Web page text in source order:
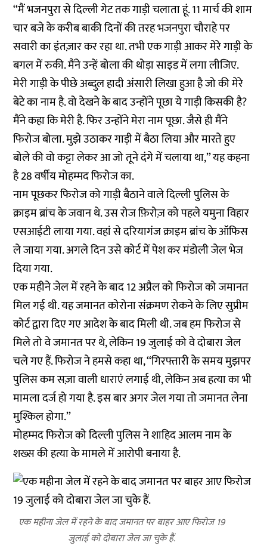
‘‘मैं भजनपुरा से दिल्ली गेट तक गाड़ी चलाता हूं. 11 मार्च की शाम
चार बजे के करीब बाकी दिनों की तरह भजनपुरा चौराहे पर
सवारी का इंतज़ार कर रहा था. तभी एक गाड़ी आकर मेरे गाड़ी के
बगल में रुकी. मैंने उन्हें बोला की थोड़ा साइड में लगा लीजिए.
मेरी गाड़ी के पीछे अब्दुल हादी अंसारी लिखा हुआ है जो की मेरे
बेटे का नाम है. वो देखने के बाद उन्होंने पूछा ये गाड़ी किसकी है?
मैंने कहा कि मेरी है. फिर उन्होंने मेरा नाम पूछा. जैसे ही मैंने
फिरोज बोला. मुझे उठाकर गाड़ी में बैठा लिया और मारते हुए
बोले की वो कट्टा लेकर आ जो तूने दंगे में चलाया था,’’ यह कहना
है 28 वर्षीय मोहम्मद फिरोज का.
नाम पूछकर फिरोज को गाड़ी बैठाने वाले दिल्ली पुलिस के
क्राइम ब्रांच के जवान थे. उस रोज फ़िरोज़ को पहले यमुना विहार
एसआईटी लाया गया. वहां से दरियागंज क्राइम ब्रांच के ऑफिस
ले जाया गया. अगले दिन उसे कोर्ट में पेश कर मंडोली जेल भेज
दिया गया.
एक महीने जेल में रहने के बाद 12 अप्रैल को फिरोज को जमानत
मिल गई थी. यह जमानत कोरोना संक्रमण रोकने के लिए सुप्रीम
कोर्ट द्वारा दिए गए आदेश के बाद मिली थी. जब हम फिरोज से
मिले तो वे जमानत पर थे, लेकिन 19 जुलाई को वे दोबारा जेल
चले गए हैं. फिरोज ने हमसे कहा था, ‘‘गिरफ्तारी के समय मुझपर
पुलिस कम सज़ा वाली धाराएं लगाई थी, लेकिन अब हत्या का भी
मामला दर्ज हो गया है. इस बार अगर जेल गया तो जमानत लेना
मुश्किल होगा.’’
मोहम्मद फिरोज को दिल्ली पुलिस ने शाहिद आलम नाम के
शख्स की हत्या के मामले में आरोपी बनाया है.
एक महीना जेल में रहने के बाद जमानत पर बाहर आए फिरोज 19
जुलाई को दोबारा जेल जा चुके हैं.